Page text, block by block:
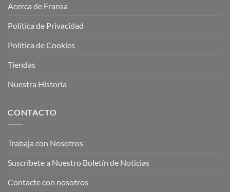
Acerca de Fransa
Política de Privacidad
Política de Cookies
Tiendas
Nuestra Historia
CONTACTO
Trabaja con Nosotros
Suscríbete a Nuestro Boletín de Noticias
Contacte con nosotros